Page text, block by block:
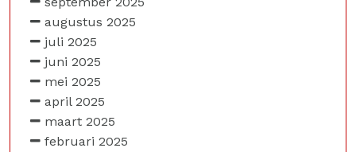
augustus 2025
juli 2025
juni 2025
mei 2025
april 2025
maart 2025
februari 2025